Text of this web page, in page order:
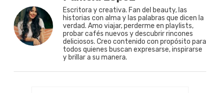
Escritora y creativa. Fan del beauty, las
historias con alma y las palabras que dicen la
verdad. Amo viajar, perderme en playlists,
probar cafés nuevos y descubrir rincones
deliciosos. Creo contenido con propósito para
todos quienes buscan expresarse, inspirarse
y brillar a su manera.